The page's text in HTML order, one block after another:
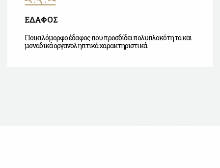
ΕΔΑΦΟΣ
Ποικιλόμορφο έδαφος που προσδίδει πολυπλοκότητα και
μοναδικά οργανοληπτικά χαρακτηριστικά.